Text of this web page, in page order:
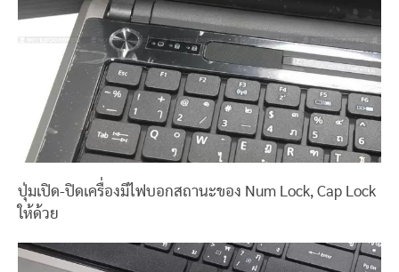
ปุ่มเปิด-ปิดเครื่องมีไฟบอกสถานะของ Num Lock, Cap Lock
ให้ด้วย